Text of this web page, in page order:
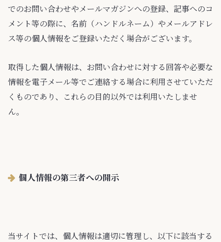
でのお問い合わせやメールマガジンへの登録、記事へのコ
メント等の際に、名前（ハンドルネーム）やメールアドレ
ス等の個人情報をご登録いただく場合がございます。
取得した個人情報は、お問い合わせに対する回答や必要な
情報を電子メール等でご連絡する場合に利用させていただ
くものであり、これらの目的以外では利用いたしませ
ん。
個人情報の第三者への開示
当サイトでは、個人情報は適切に管理し、以下に該当する